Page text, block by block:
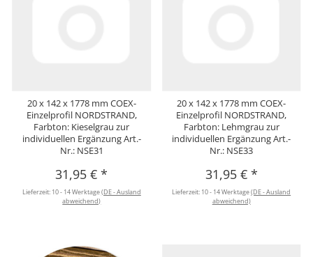
20 x 142 x 1778 mm COEX-
Einzelprofil NORDSTRAND,
Farbton: Kieselgrau zur
individuellen Ergänzung Art.-
Nr.: NSE31
31,95 €*
Lieferzeit: 10 - 14 Werktage(DE - Ausland
abweichend)
20 x 142 x 1778 mm COEX-
Einzelprofil NORDSTRAND,
Farbton: Lehmgrau zur
individuellen Ergänzung Art.-
Nr.: NSE33
31,95 € *
Lieferzeit: 10 - 14 Werktage(DE - Ausland
abweichend)